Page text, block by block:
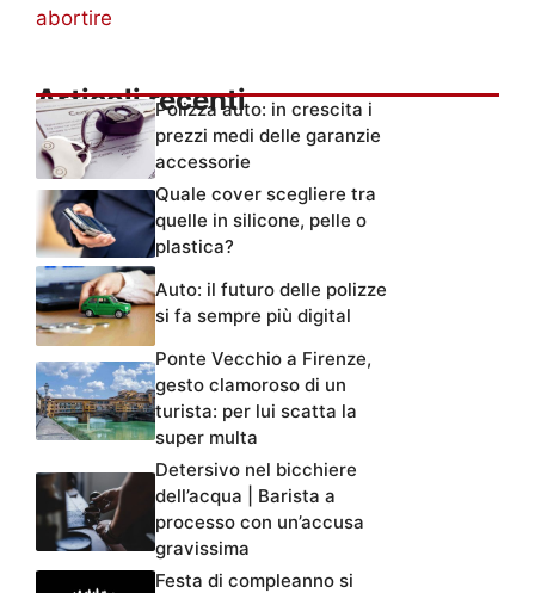
abortire
Articoli recentiPolizza auto: in crescita i
prezzi medi delle garanzie
accessorie
Quale cover scegliere tra
quelle in silicone, pelle o
plastica?
Auto: il futuro delle polizze
si fa sempre più digital
Ponte Vecchio a Firenze,
gesto clamoroso di un
turista: per lui scatta la
super multa
Detersivo nel bicchiere
dell’acqua | Barista a
processo con un’accusa
gravissima
Festa di compleanno si